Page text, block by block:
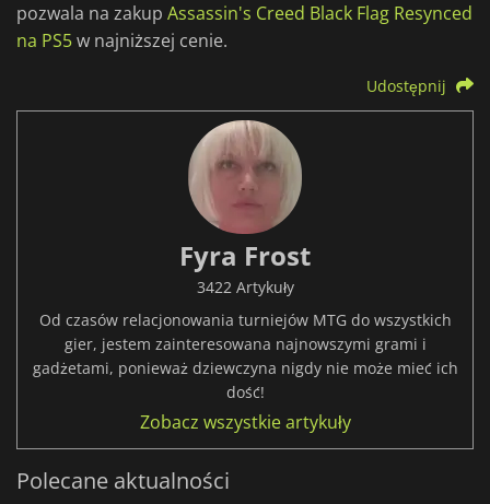
pozwala na zakup Assassin's Creed Black Flag Resynced
na PS5w najniższej cenie.
Udostępnij
Fyra Frost
3422 Artykuły
Od czasów relacjonowania turniejów MTG do wszystkich
gier, jestem zainteresowana najnowszymi grami i
gadżetami, ponieważ dziewczyna nigdy nie może mieć ich
dość!
Zobacz wszystkie artykuły
Polecane aktualności